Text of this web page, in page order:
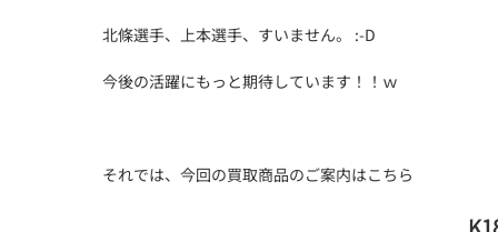
北條選手、上本選手、すいません。 :-D
今後の活躍にもっと期待しています！！ｗ
それでは、今回の買取商品のご案内はこちら